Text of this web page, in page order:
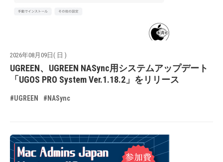
2026年08月09日( 日 )
UGREEN、UGREEN NASync用システムアップデート
「UGOS PRO System Ver.1.18.2」をリリース
#UGREEN #NASync